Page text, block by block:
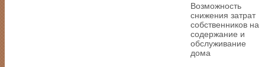
Возможность
снижения затрат
собственников на
содержание и
обслуживание
дома